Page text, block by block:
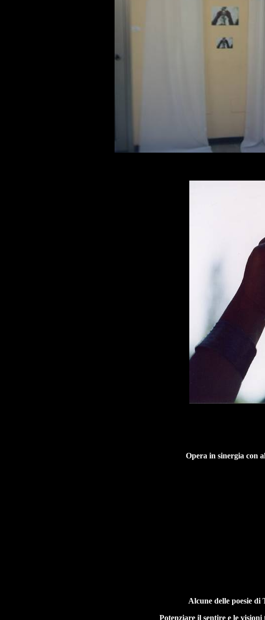
Opera in sinergia con
Alcune delle poesie
Potenziare il sentire e le